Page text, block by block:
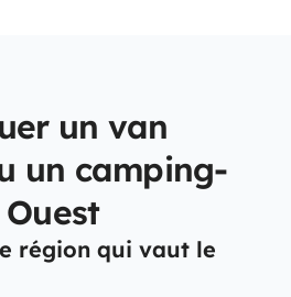
un van
un camping-
région qui vaut le